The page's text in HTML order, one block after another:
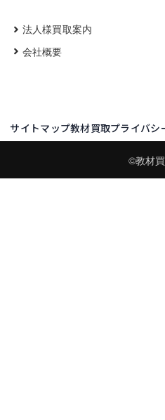
法人様買取案内
会社概要
サイトマップ教材買取プライバシ
©教材